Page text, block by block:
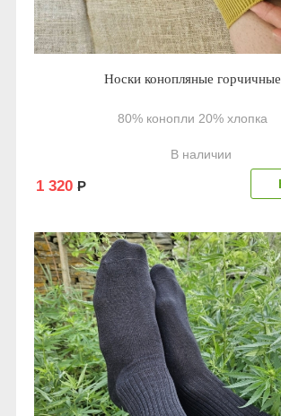
Носки конопляные горчичные
80% конопли 20% хлопка
В наличии
1 320 Р